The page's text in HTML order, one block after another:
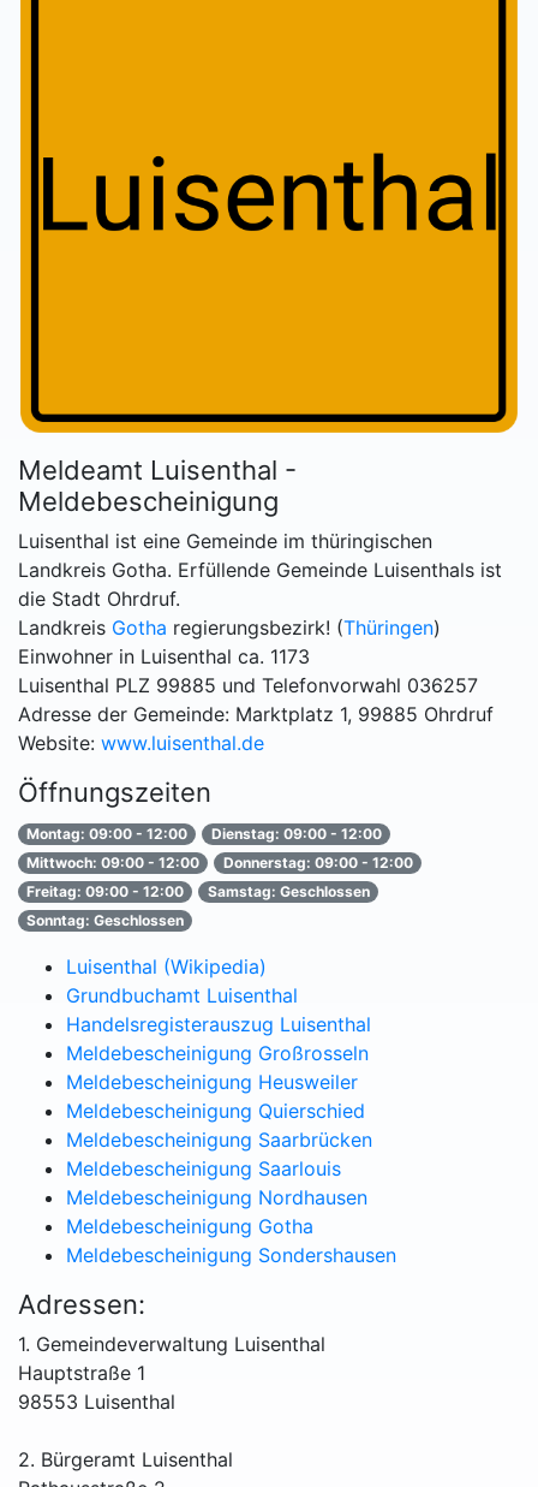
Meldeamt Luisenthal -
Meldebescheinigung
Luisenthal ist eine Gemeinde im thüringischen
Landkreis Gotha. Erfüllende Gemeinde Luisenthals ist
die Stadt Ohrdruf.
Landkreis Gotha regierungsbezirk! (Thüringen)
Einwohner in Luisenthal ca. 1173
Luisenthal PLZ 99885 und Telefonvorwahl 036257
Adresse der Gemeinde: Marktplatz 1, 99885 Ohrdruf
Website: www.luisenthal.de
Öffnungszeiten
Montag: 09:00 - 12:00
Dienstag: 09:00 - 12:00
Mittwoch: 09:00 - 12:00
Donnerstag: 09:00 - 12:00
Freitag: 09:00 - 12:00
Samstag: Geschlossen
Sonntag: Geschlossen
Luisenthal (Wikipedia)
Grundbuchamt Luisenthal
Handelsregisterauszug Luisenthal
Meldebescheinigung Großrosseln
Meldebescheinigung Heusweiler
Meldebescheinigung Quierschied
Meldebescheinigung Saarbrücken
Meldebescheinigung Saarlouis
Meldebescheinigung Nordhausen
Meldebescheinigung Gotha
Meldebescheinigung Sondershausen
Adressen:
1. Gemeindeverwaltung Luisenthal
Hauptstraße 1
98553 Luisenthal
2. Bürgeramt Luisenthal